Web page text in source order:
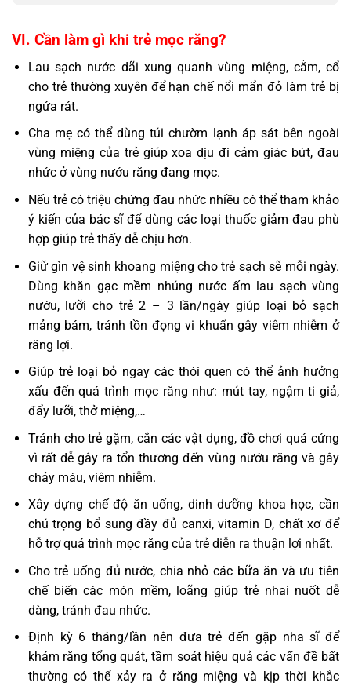
VI. Cần làm gì khi trẻ mọc răng?
Lau sạch nước dãi xung quanh vùng miệng, cằm, cổ
cho trẻ thường xuyên để hạn chế nổi mẩn đỏ làm trẻ bị
ngứa rát.
Cha mẹ có thể dùng túi chườm lạnh áp sát bên ngoài
vùng miệng của trẻ giúp xoa dịu đi cảm giác bứt, đau
nhức ở vùng nướu răng đang mọc.
Nếu trẻ có triệu chứng đau nhức nhiều có thể tham khảo
ý kiến của bác sĩ để dùng các loại thuốc giảm đau phù
hợp giúp trẻ thấy dễ chịu hơn.
Giữ gìn vệ sinh khoang miệng cho trẻ sạch sẽ mỗi ngày.
Dùng khăn gạc mềm nhúng nước ấm lau sạch vùng
nướu, lưỡi cho trẻ 2 – 3 lần/ngày giúp loại bỏ sạch
mảng bám, tránh tồn đọng vi khuẩn gây viêm nhiễm ở
răng lợi.
Giúp trẻ loại bỏ ngay các thói quen có thể ảnh hưởng
xấu đến quá trình mọc răng như: mút tay, ngậm ti giả,
đẩy lưỡi, thở miệng,…
Tránh cho trẻ gặm, cắn các vật dụng, đồ chơi quá cứng
vì rất dễ gây ra tổn thương đến vùng nướu răng và gây
chảy máu, viêm nhiễm.
Xây dựng chế độ ăn uống, dinh dưỡng khoa học, cần
chú trọng bổ sung đầy đủ canxi, vitamin D, chất xơ để
hỗ trợ quá trình mọc răng của trẻ diễn ra thuận lợi nhất.
Cho trẻ uống đủ nước, chia nhỏ các bữa ăn và ưu tiên
chế biến các món mềm, loãng giúp trẻ nhai nuốt dễ
dàng, tránh đau nhức.
Định kỳ 6 tháng/lần nên đưa trẻ đến gặp nha sĩ để
khám răng tổng quát, tầm soát hiệu quả các vấn đề bất
thường có thể xảy ra ở răng miệng và kịp thời khắc